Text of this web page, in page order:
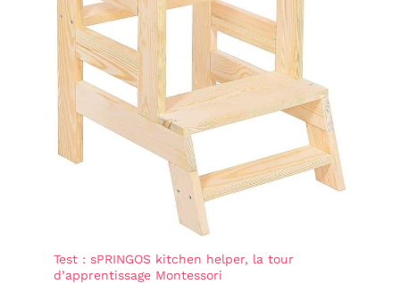
Test : sPRINGOS kitchen helper, la tour
d’apprentissage Montessori